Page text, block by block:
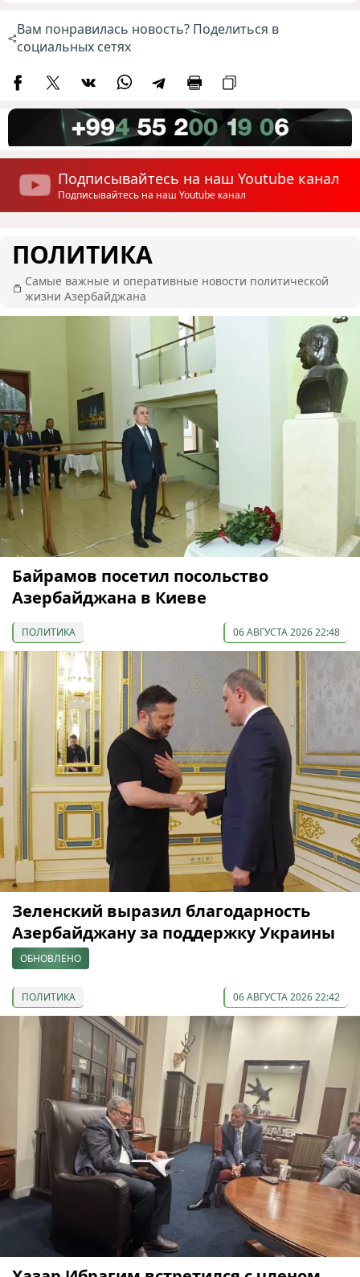
Вам понравилась новость? Поделиться в
социальных сетях
Подписывайтесь на наш Youtube канал
Подписывайтесь на наш Youtube канал
ПОЛИТИКА
Самые важные и оперативные новости политической
жизни Азербайджана
Байрамов посетил посольство
Азербайджана в Киеве
ПОЛИТИКА 06 АВГУСТА 2026 22:48
Зеленский выразил благодарность
Азербайджану за поддержку Украины
ОБНОВЛЕНО
ПОЛИТИКА 06 АВГУСТА 2026 22:42